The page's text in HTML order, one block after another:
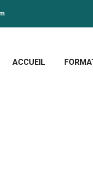
ACCUEIL
FORMATIONS